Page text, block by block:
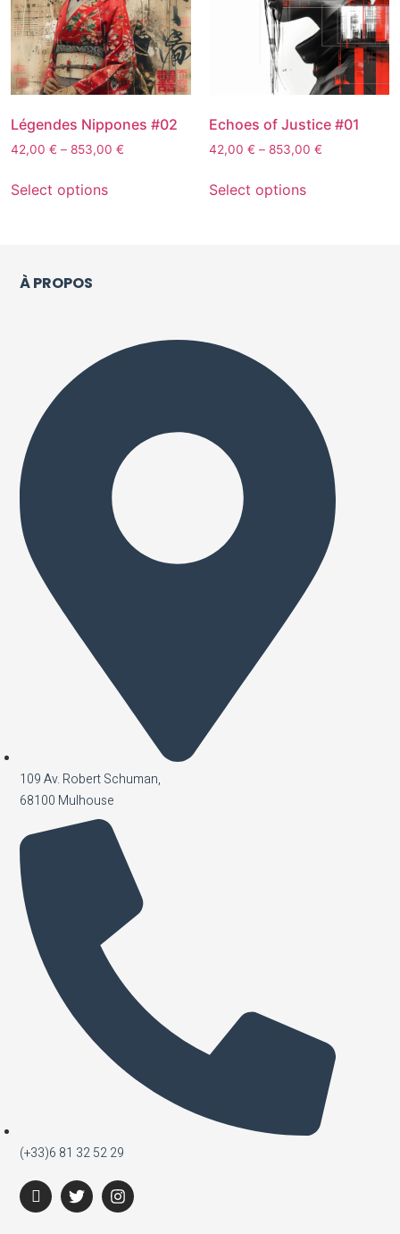
Légendes Nippones #02
42,00 € – 853,00 €
Select options
Echoes of Justice #01
42,00 € – 853,00 €
Select options
À PROPOS
109 Av. Robert Schuman,
68100 Mulhouse
(+33)6 81 32 52 29